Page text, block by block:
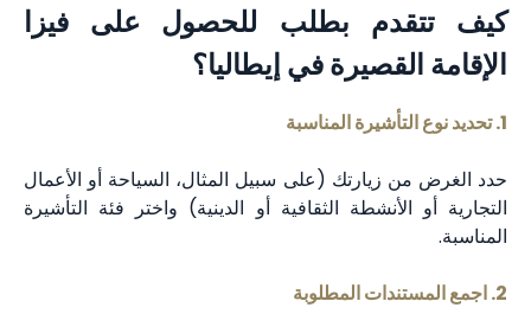
كيف تتقدم بطلب للحصول على فيزا
الإقامة القصيرة في إيطاليا؟
1. تحديد نوع التأشيرة المناسبة
حدد الغرض من زيارتك (على سبيل المثال، السياحة أو الأعمال
التجارية أو الأنشطة الثقافية أو الدينية) واختر فئة التأشيرة
المناسبة.
2. اجمع المستندات المطلوبة